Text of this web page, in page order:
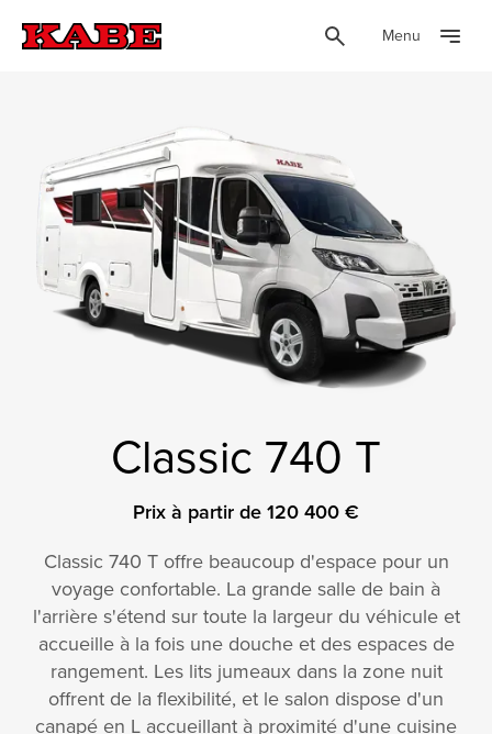
Menu
Classic 740 T
Prix à partir de 120 400 €
Classic 740 T offre beaucoup d'espace pour un
voyage confortable. La grande salle de bain à
l'arrière s'étend sur toute la largeur du véhicule et
accueille à la fois une douche et des espaces de
rangement. Les lits jumeaux dans la zone nuit
offrent de la flexibilité, et le salon dispose d'un
canapé en L accueillant à proximité d'une cuisine